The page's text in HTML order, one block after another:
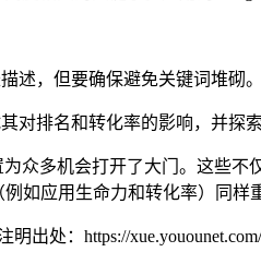
述，但要确保避免关键词堆砌。
对排名和转化率的影响，并探索
为众多机会打开了大门。这些
如应用生命力和转化率）同
出处：https://